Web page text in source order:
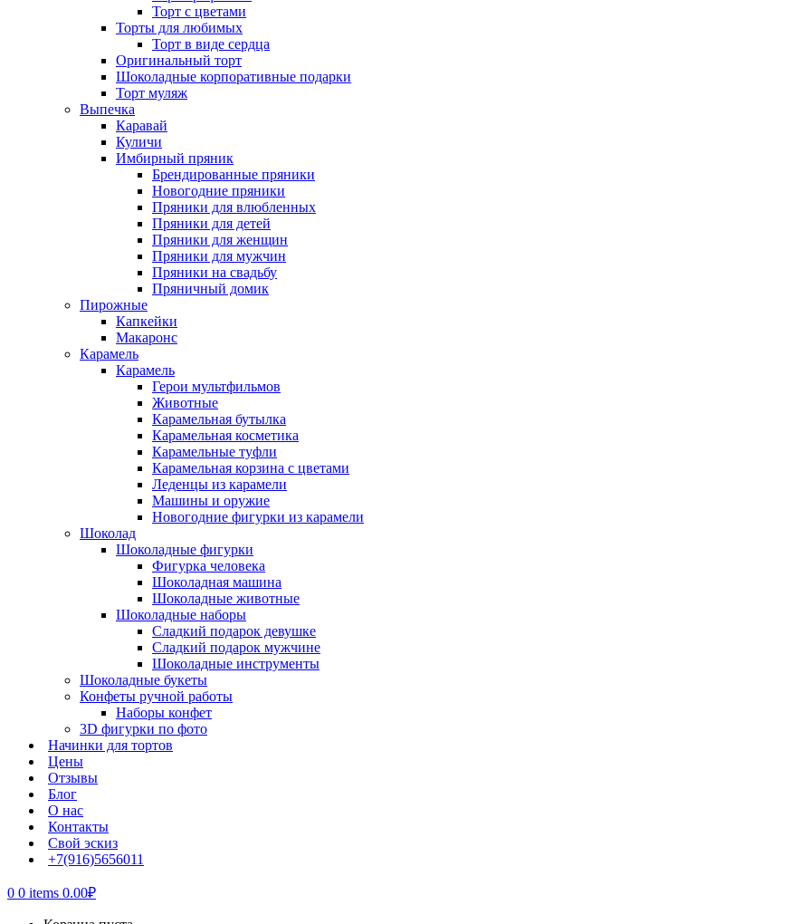
Торт с цветами
Торты для любимых
Торт в виде сердца
Оригинальный торт
Шоколадные корпоративные подарки
Торт муляж
Выпечка
Каравай
Куличи
Имбирный пряник
Брендированные пряники
Новогодние пряники
Пряники для влюбленных
Пряники для детей
Пряники для женщин
Пряники для мужчин
Пряники на свадьбу
Пряничный домик
Пирожные
Капкейки
Макаронс
Карамель
Карамель
Герои мультфильмов
Животные
Карамельная бутылка
Карамельная косметика
Карамельные туфли
Карамельная корзина с цветами
Леденцы из карамели
Машины и оружие
Новогодние фигурки из карамели
Шоколад
Шоколадные фигурки
Фигурка человека
Шоколадная машина
Шоколадные животные
Шоколадные наборы
Сладкий подарок девушке
Сладкий подарок мужчине
Шоколадные инструменты
Шоколадные букеты
Конфеты ручной работы
Наборы конфет
3D фигурки по фото
Начинки для тортов
Цены
Отзывы
Блог
О нас
Контакты
Свой эскиз
+7(916)5656011
0 0 items 0.00₽